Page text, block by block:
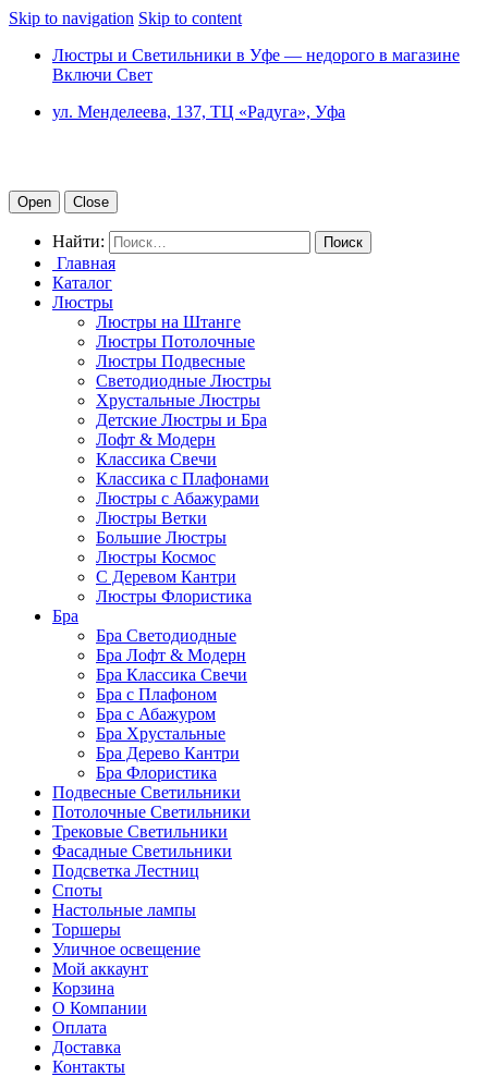
Skip to navigation Skip to content
Люстры и Светильники в Уфе — недорого в магазине
Включи Свет
ул. Менделеева, 137, ТЦ «Радуга», Уфа
Open Close
Найти:
Главная
Каталог
Люстры
Люстры на Штанге
Люстры Потолочные
Люстры Подвесные
Светодиодные Люстры
Хрустальные Люстры
Детские Люстры и Бра
Лофт & Модерн
Классика Свечи
Классика с Плафонами
Люстры с Абажурами
Люстры Ветки
Большие Люстры
Люстры Космос
С Деревом Кантри
Люстры Флористика
Бра
Бра Светодиодные
Бра Лофт & Модерн
Бра Классика Свечи
Бра с Плафоном
Бра с Абажуром
Бра Хрустальные
Бра Дерево Кантри
Бра Флористика
Подвесные Светильники
Потолочные Светильники
Трековые Светильники
Фасадные Светильники
Подсветка Лестниц
Споты
Настольные лампы
Торшеры
Уличное освещение
Мой аккаунт
Корзина
О Компании
Оплата
Доставка
Контакты